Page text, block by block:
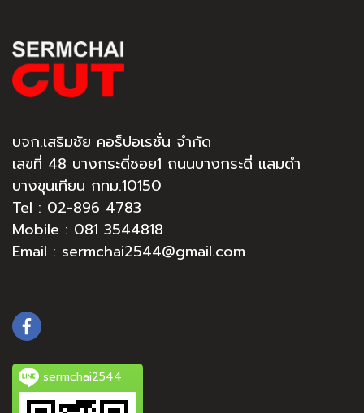
บจก.เสริมชัย คอร็ปอเรชั่น จำกัด
เลขที่ 48 บางกระดี่ซอย1 ถนนบางกระดี่ แสมดำ
บางขุนเทียน กทม.10150
Tel : 02-896 4783
Mobile : 081 3544818
Email : sermchai2544@gmail.com
sermchai2544